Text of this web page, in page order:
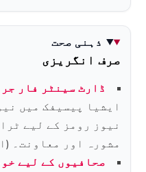
ذہنی صحت
صرف انگریزی
ڈارٹ سینٹر فار
ایشیا پیسیفک میں
نیوز رومز کے لیے
مشورہ اور معاونت۔
صحافیوں کے لیے